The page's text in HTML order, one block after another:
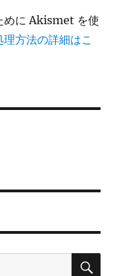
めに Akismet を使
方法の詳細はこ
検